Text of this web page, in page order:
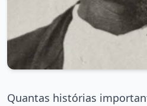
Quantas histórias